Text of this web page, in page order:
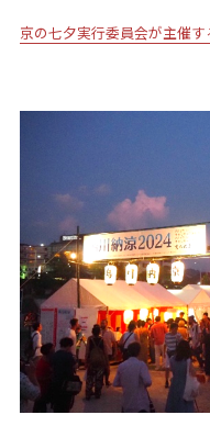
京の七夕実行委員会が主催す